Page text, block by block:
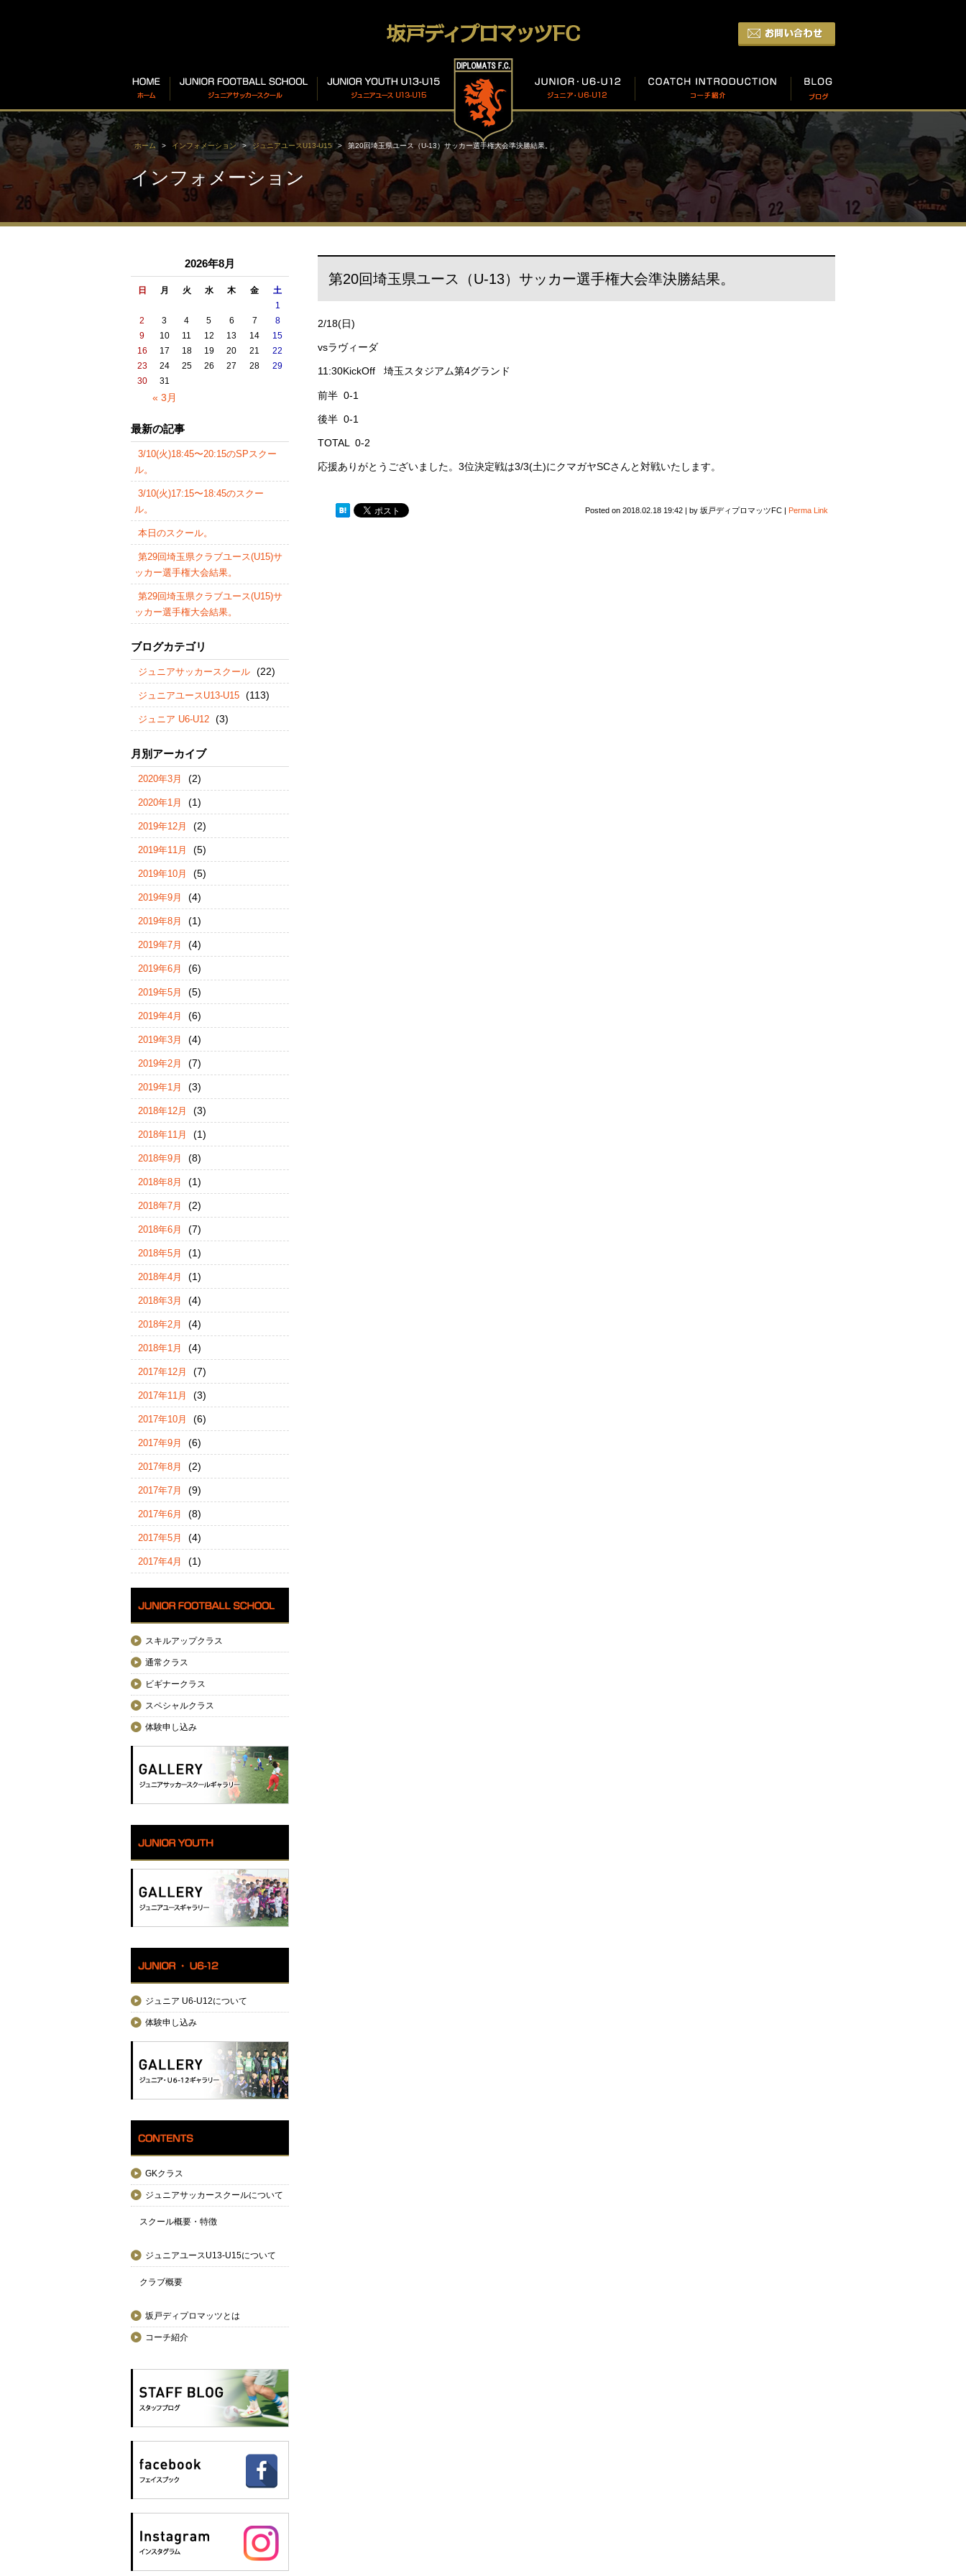
ホーム インフォメーション ジュニアユースU13-U15 第20回埼玉県ユース（U-13）サッカー選手権大会準決勝結果。
インフォメーション
第20回埼玉県ユース（U-13）サッカー選手権大会準決勝結果。
2/18(日)
vsラヴィーダ
11:30KickOff 埼玉スタジアム第4グランド
前半 0-1
後半 0-1
TOTAL 0-2
応援ありがとうございました。3位決定戦は3/3(土)にクマガヤSCさんと対戦いたします。
Posted on 2018.02.18 19:42 | by 坂戸ディプロマッツFC | Perma Link
2026年8月
日 月 火 水 木 金 土
« 3月
1
2
3 4 5 6 7
8
9
10 11 12 13 14
15
16
17 18 19 20 21
22
23
24 25 26 27 28
29
30
31
最新の記事
3/10(火)18:45〜20:15のSPスクー
ル。
3/10(火)17:15〜18:45のスクー
ル。
本日のスクール。
第29回埼玉県クラブユース(U15)サ
ッカー選手権大会結果。
第29回埼玉県クラブユース(U15)サ
ッカー選手権大会結果。
ブログカテゴリ
ジュニアサッカースクール (22)
ジュニアユースU13-U15 (113)
ジュニア U6-U12 (3)
月別アーカイブ
2020年3月 (2)
2020年1月 (1)
2019年12月 (2)
2019年11月 (5)
2019年10月 (5)
2019年9月 (4)
2019年8月 (1)
2019年7月 (4)
2019年6月 (6)
2019年5月 (5)
2019年4月 (6)
2019年3月 (4)
2019年2月 (7)
2019年1月 (3)
2018年12月 (3)
2018年11月 (1)
2018年9月 (8)
2018年8月 (1)
2018年7月 (2)
2018年6月 (7)
2018年5月 (1)
2018年4月 (1)
2018年3月 (4)
2018年2月 (4)
2018年1月 (4)
2017年12月 (7)
2017年11月 (3)
2017年10月 (6)
2017年9月 (6)
2017年8月 (2)
2017年7月 (9)
2017年6月 (8)
2017年5月 (4)
2017年4月 (1)
スキルアップクラス
通常クラス
ビギナークラス
スペシャルクラス
体験申し込み
ジュニア U6-U12について
体験申し込み
GKクラス
ジュニアサッカースクールについて
スクール概要・特徴
ジュニアユースU13-U15について
クラブ概要
坂戸ディプロマッツとは
コーチ紹介